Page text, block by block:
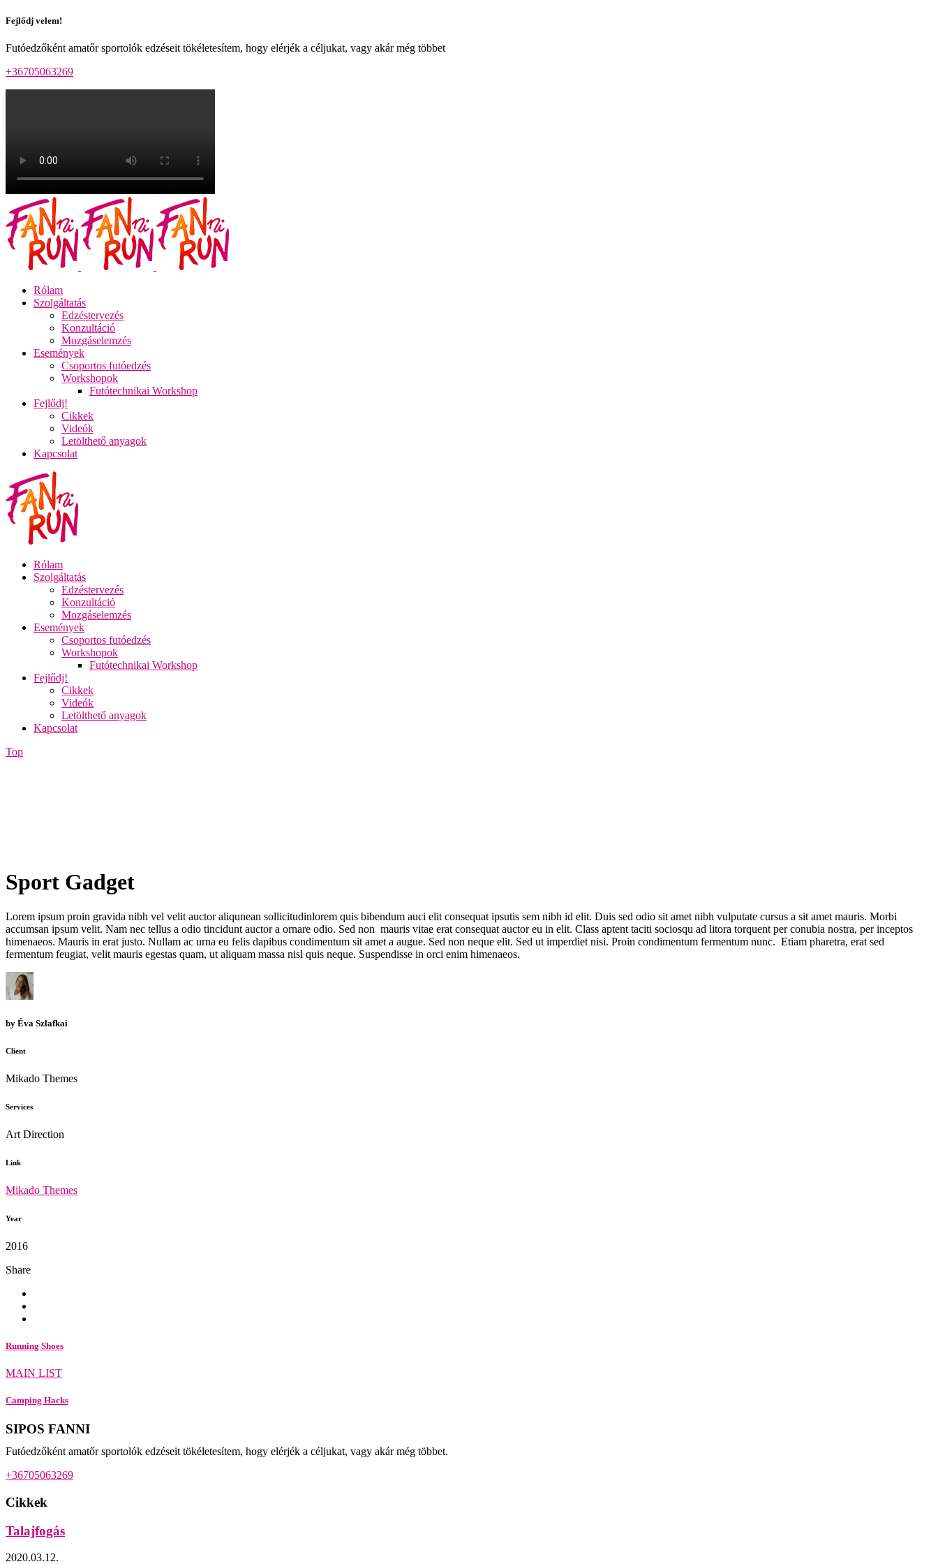
Fejlődj velem!
Futóedzőként amatőr sportolók edzéseit tökéletesítem, hogy elérjék a céljukat, vagy akár még többet
+36705063269
Rólam
Szolgáltatás
Edzéstervezés
Konzultáció
Mozgáselemzés
Események
Csoportos futóedzés
Workshopok
Futótechnikai Workshop
Fejlődj!
Cikkek
Videók
Letölthető anyagok
Kapcsolat
Rólam
Szolgáltatás
Edzéstervezés
Konzultáció
Mozgáselemzés
Események
Csoportos futóedzés
Workshopok
Futótechnikai Workshop
Fejlődj!
Cikkek
Videók
Letölthető anyagok
Kapcsolat
Top
Sport Gadget
Lorem ipsum proin gravida nibh vel velit auctor aliqunean sollicitudinlorem quis bibendum auci elit consequat ipsutis sem nibh id elit. Duis sed odio sit amet nibh vulputate cursus a sit amet mauris. Morbi
accumsan ipsum velit. Nam nec tellus a odio tincidunt auctor a ornare odio. Sed non mauris vitae erat consequat auctor eu in elit. Class aptent taciti sociosqu ad litora torquent per conubia nostra, per inceptos
himenaeos. Mauris in erat justo. Nullam ac urna eu felis dapibus condimentum sit amet a augue. Sed non neque elit. Sed ut imperdiet nisi. Proin condimentum fermentum nunc. Etiam pharetra, erat sed
fermentum feugiat, velit mauris egestas quam, ut aliquam massa nisl quis neque. Suspendisse in orci enim himenaeos.
by Éva Szlafkai
Client
Mikado Themes
Services
Art Direction
Link
Mikado Themes
Year
2016
Share
Running Shoes
MAIN LIST
Camping Hacks
SIPOS FANNI
Futóedzőként amatőr sportolók edzéseit tökéletesítem, hogy elérjék a céljukat, vagy akár még többet.
+36705063269
Cikkek
Talajfogás
2020.03.12.